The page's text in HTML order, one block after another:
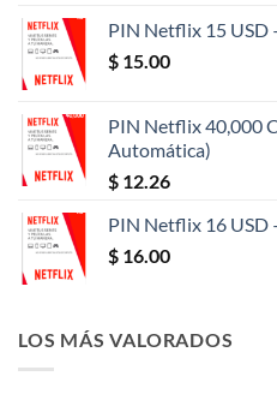
PIN Netflix 15 USD
$ 15.00
PIN Netflix 40,000
Automática)
$ 12.26
PIN Netflix 16 USD
$ 16.00
LOS MÁS VALORADOS